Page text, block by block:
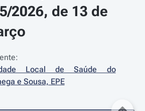
2026, de 13 de
Local de Saúde do
e Sousa, EPE